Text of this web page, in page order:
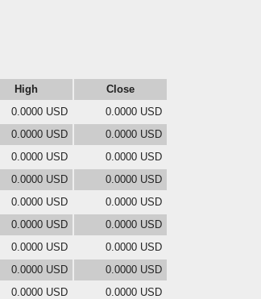
High
Close
0.0000 USD
0.0000 USD
0.0000 USD
0.0000 USD
0.0000 USD
0.0000 USD
0.0000 USD
0.0000 USD
0.0000 USD
0.0000 USD
0.0000 USD
0.0000 USD
0.0000 USD
0.0000 USD
0.0000 USD
0.0000 USD
0.0000 USD
0.0000 USD